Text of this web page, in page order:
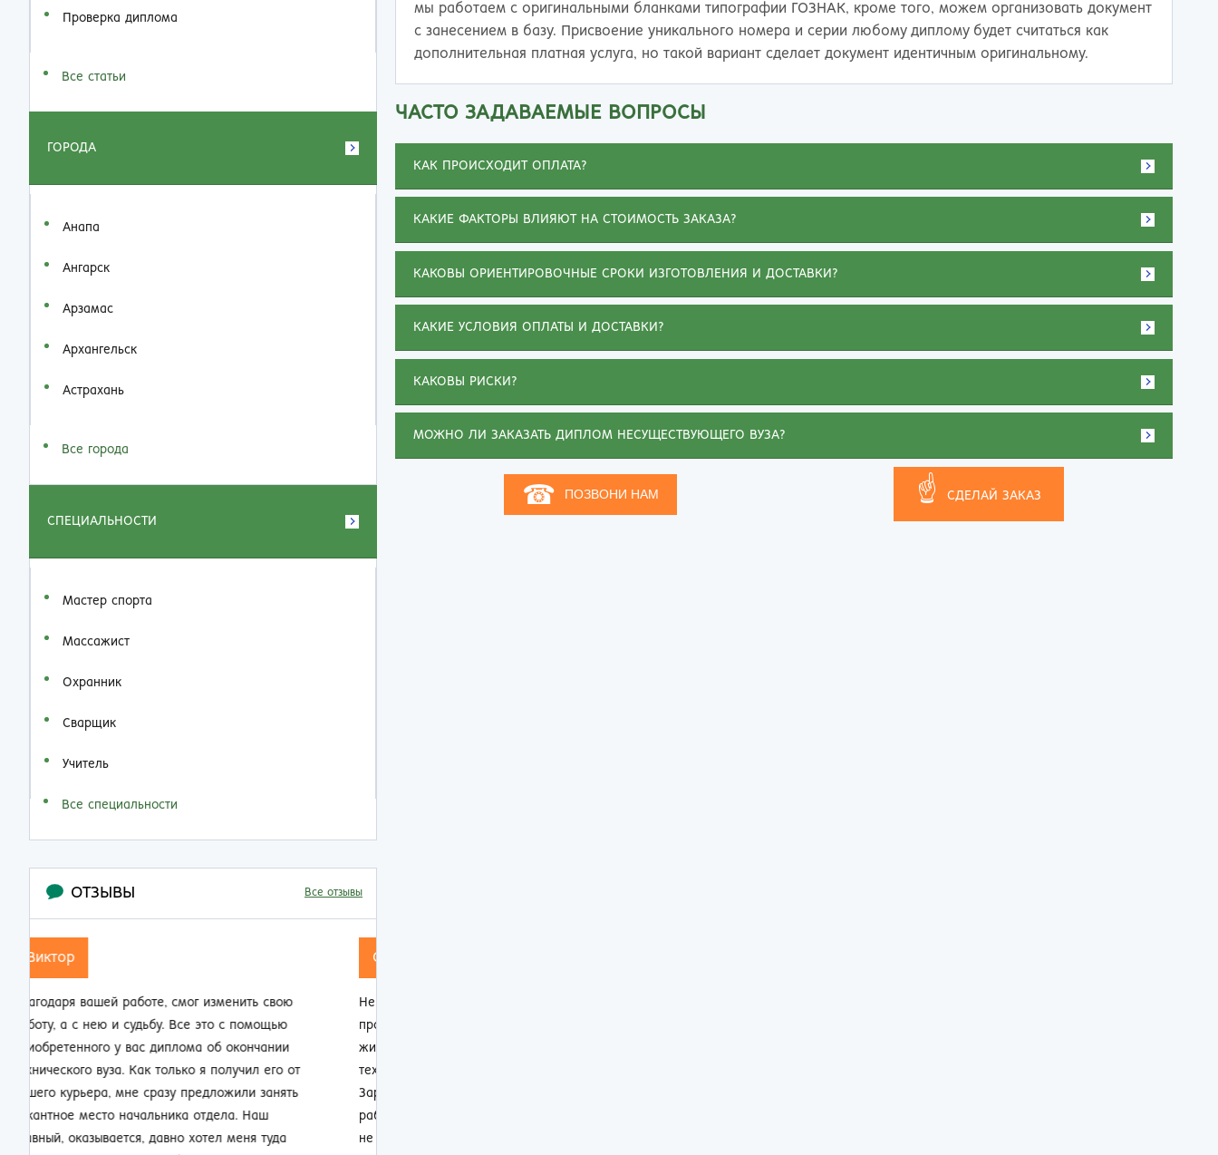
Проверка диплома
Все статьи
ГОРОДА
Анапа
Ангарск
Арзамас
Архангельск
Астрахань
Все города
СПЕЦИАЛЬНОСТИ
Мастер спорта
Массажист
Охранник
Сварщик
Учитель
Все специальности
ОТЗЫВЫ Все отзывы
Семен Семенович
Не думал, что по прошествии 20 лет работы на
производстве так резко смогу изменить свою
жизнь. Приобрел диплом об окончании заочно
техникума и теперь стал мастером смены.
Зарплата выросла почти в 2 раза, ребята на
работе смотрят на меня другими глазами. Жена
не нарадуется таким приятным переменам.
мы работаем с оригинальными бланками типографии ГОЗНАК, кроме того, можем организовать документ
с занесением в базу. Присвоение уникального номера и серии любому диплому будет считаться как
дополнительная платная услуга, но такой вариант сделает документ идентичным оригинальному.
ЧАСТО ЗАДАВАЕМЫЕ ВОПРОСЫ
КАК ПРОИСХОДИТ ОПЛАТА?
КАКИЕ ФАКТОРЫ ВЛИЯЮТ НА СТОИМОСТЬ ЗАКАЗА?
КАКОВЫ ОРИЕНТИРОВОЧНЫЕ СРОКИ ИЗГОТОВЛЕНИЯ И ДОСТАВКИ?
КАКИЕ УСЛОВИЯ ОПЛАТЫ И ДОСТАВКИ?
КАКОВЫ РИСКИ?
МОЖНО ЛИ ЗАКАЗАТЬ ДИПЛОМ НЕСУЩЕСТВУЮЩЕГО ВУЗА?
☎ ПОЗВОНИ НАМ ☝ СДЕЛАЙ ЗАКАЗ